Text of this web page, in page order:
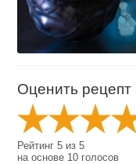
Оценить рецепт
Рейтинг5 из5
на основе 10 голосов